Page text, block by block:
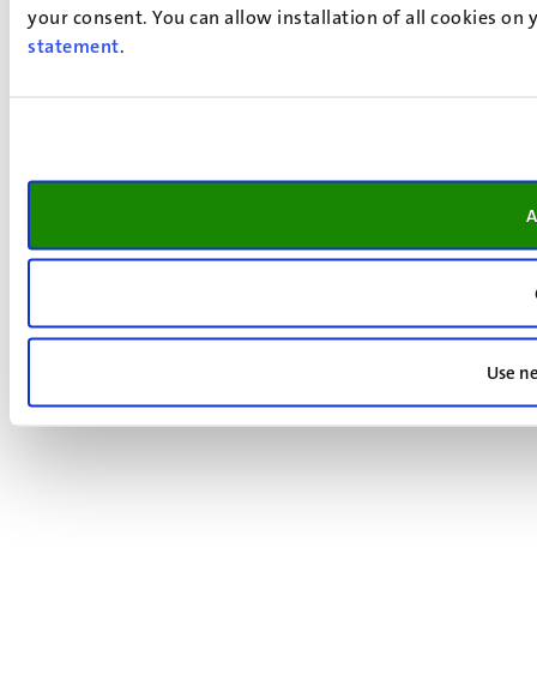
your consent. You can allow installation of all cookies
statement.
Use